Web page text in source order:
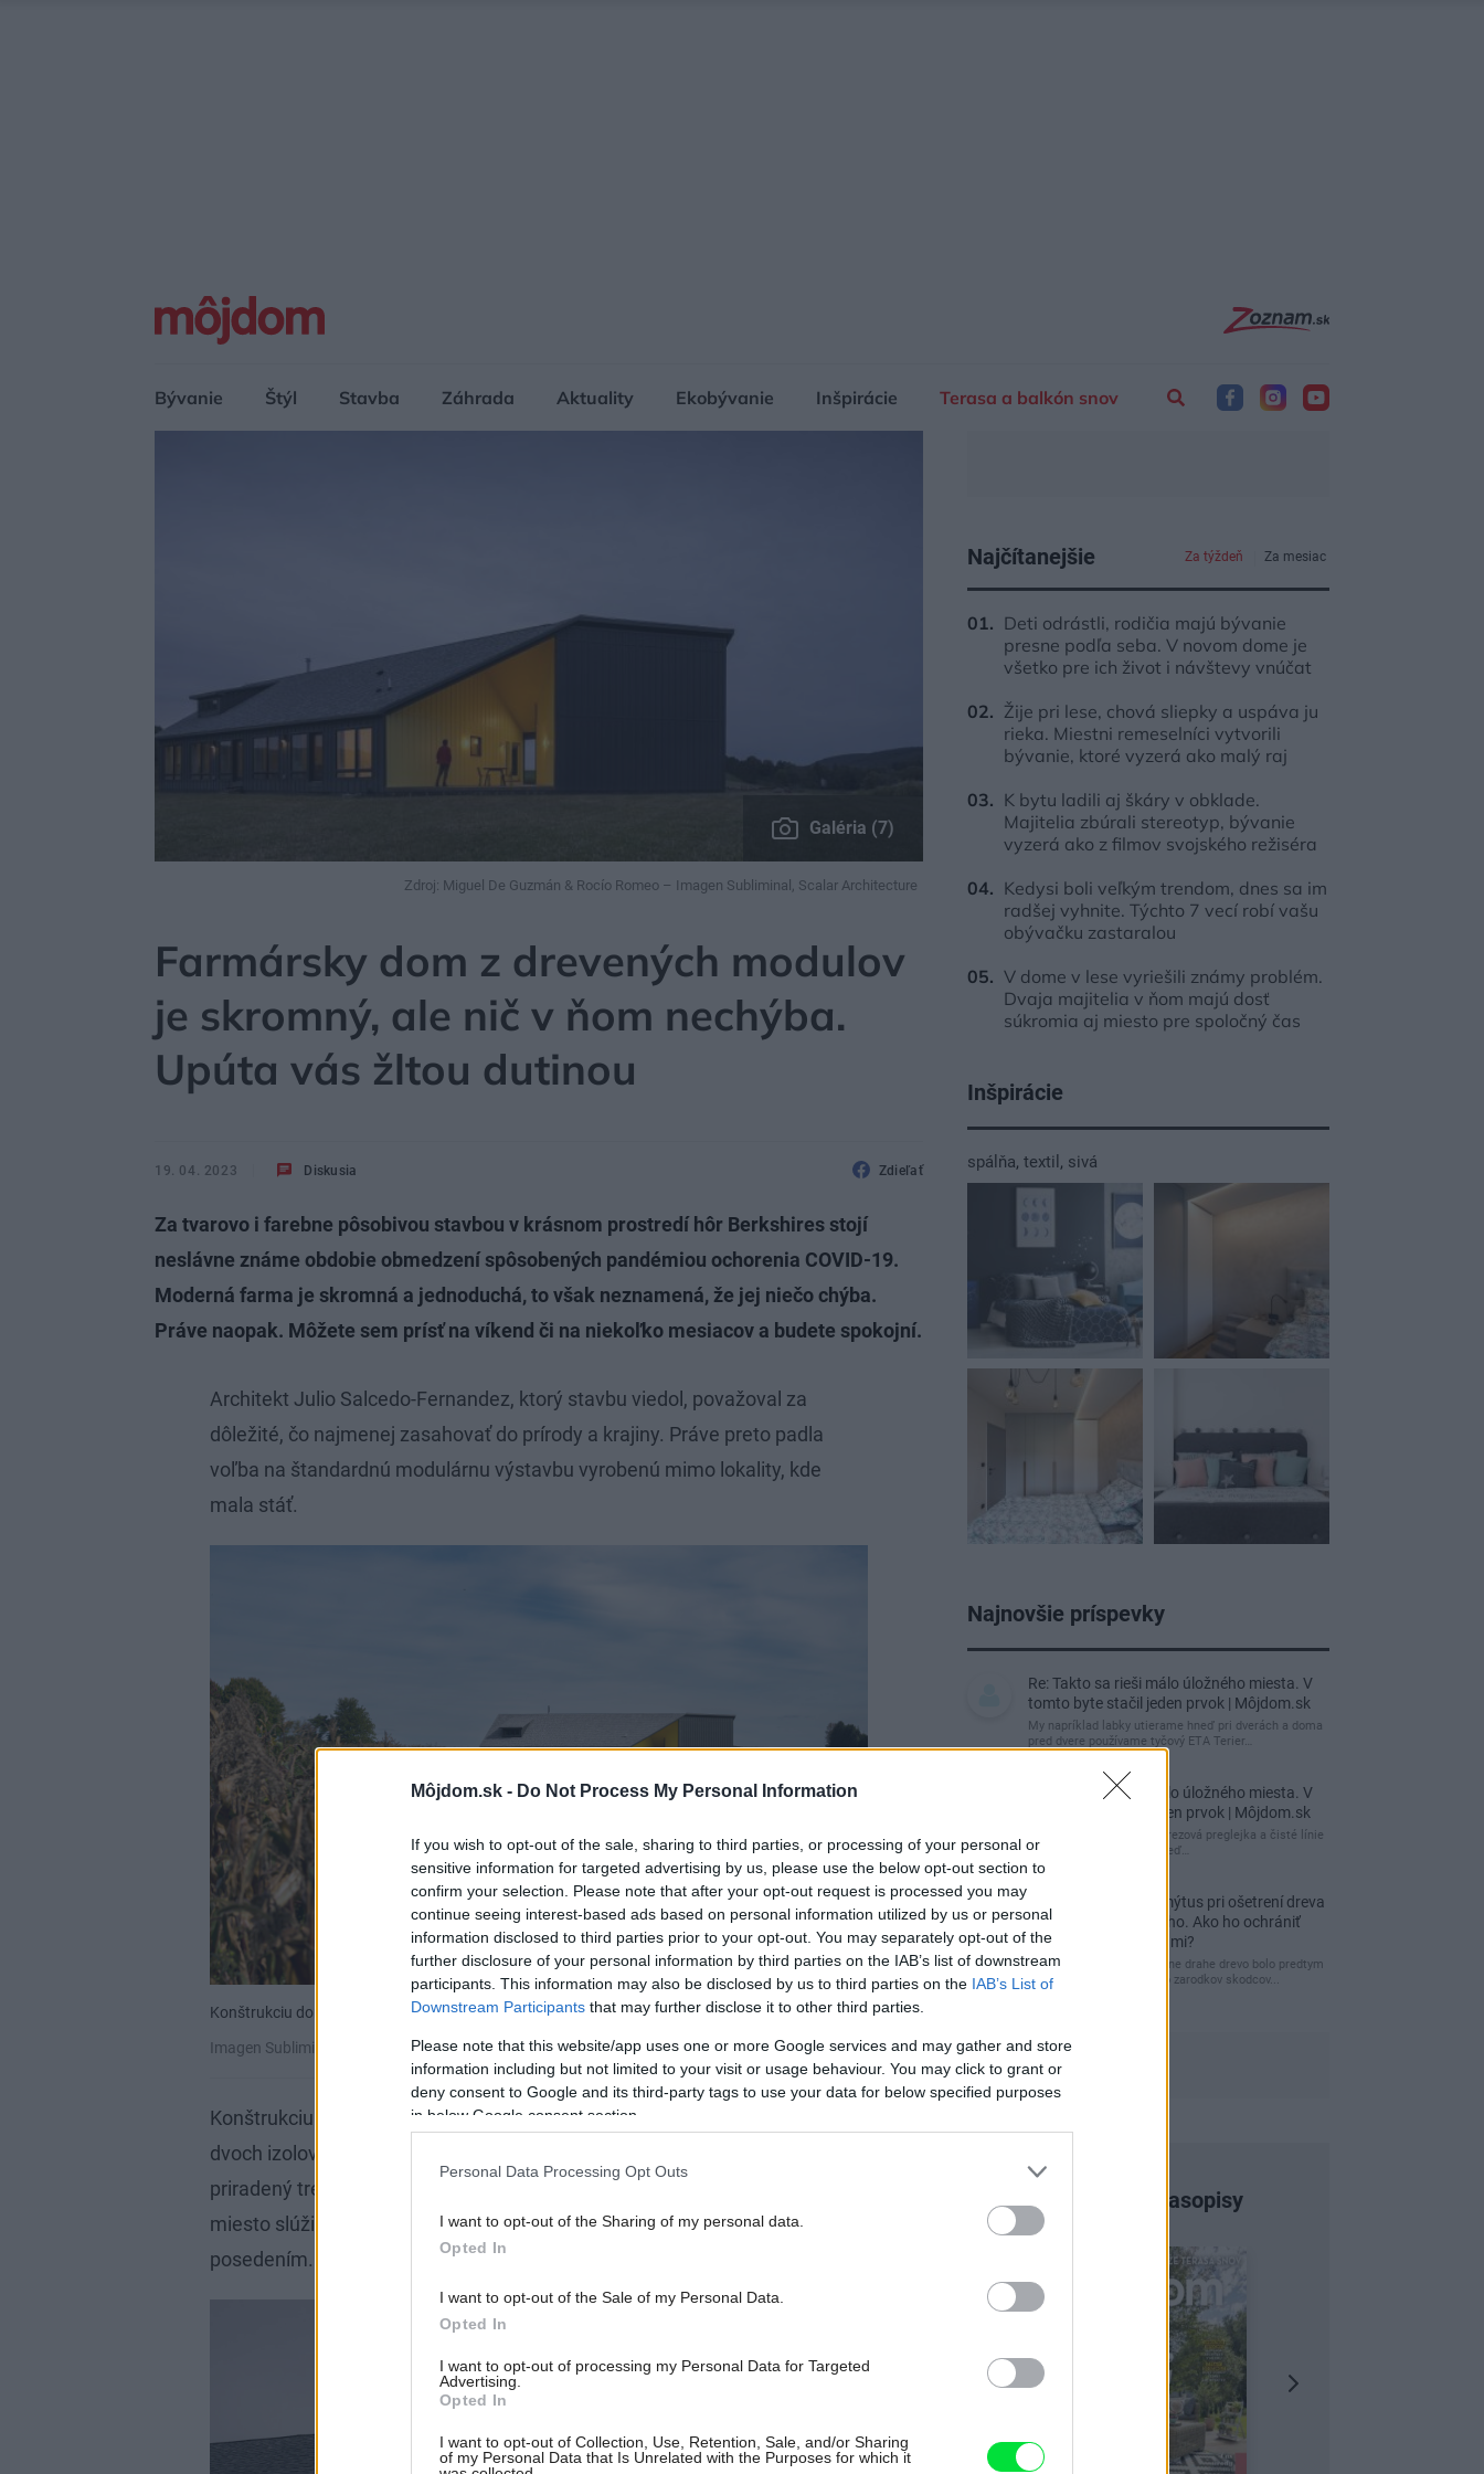
Môjdom.sk - Do Not Process My Personal Information
If you wish to opt-out of the sale, sharing to third parties, or processing of your personal or
sensitive information for targeted advertising by us, please use the below opt-out section to
confirm your selection. Please note that after your opt-out request is processed you may
continue seeing interest-based ads based on personal information utilized by us or personal
information disclosed to third parties prior to your opt-out. You may separately opt-out of the
further disclosure of your personal information by third parties on the IAB’s list of downstream
participants. This information may also be disclosed by us to third parties on the IAB’s List of
Downstream Participants that may further disclose it to other third parties.
Please note that this website/app uses one or more Google services and may gather and store
information including but not limited to your visit or usage behaviour. You may click to grant or
deny consent to Google and its third-party tags to use your data for below specified purposes
in below Google consent section.
Personal Data Processing Opt Outs
I want to opt-out of the Sharing of my personal data.
Opted In
I want to opt-out of the Sale of my Personal Data.
Opted In
I want to opt-out of processing my Personal Data for Targeted
Advertising.
Opted In
I want to opt-out of Collection, Use, Retention, Sale, and/or Sharing
of my Personal Data that Is Unrelated with the Purposes for which it
Bývanie Štýl Stavba Záhrada Aktuality Ekobývanie Inšpirácie Terasa a balkón snov
Galéria (7)
Zdroj: Miguel De Guzmán & Rocío Romeo – Imagen Subliminal, Scalar Architecture
Farmársky dom z drevených modulov
je skromný, ale nič v ňom nechýba.
Upúta vás žltou dutinou
19. 04. 2023 Diskusia Zdieľať
Za tvarovo i farebne pôsobivou stavbou v krásnom prostredí hôr Berkshires stojí
neslávne známe obdobie obmedzení spôsobených pandémiou ochorenia COVID-19.
Moderná farma je skromná a jednoduchá, to však neznamená, že jej niečo chýba.
Práve naopak. Môžete sem prísť na víkend či na niekoľko mesiacov a budete spokojní.
Architekt Julio Salcedo-Fernandez, ktorý stavbu viedol, považoval za
dôležité, čo najmenej zasahovať do prírody a krajiny. Práve preto padla
voľba na štandardnú modulárnu výstavbu vyrobenú mimo lokality, kde
mala stáť.
Konštrukciu domu ovplyvnili tiež prepravné limity . Zdroj: Miguel De Guzmán & Rocío Romeo –
Imagen Subliminal, Scalar Architecture
Konštrukciu domu ovplyvnili tiež prepravné limity – stavba pozostáva z
dvoch izolovaných drevených modulov s rozmermi 4,5 x 18 m, ku ktorým je
priradený tretí modul, šikmo pridaný k veľkej žltej priestrannej „dutine“. Toto
miesto slúži nielen ako hlavný vstup, ale aj ako vonkajšia krytá terasa s
posedením.
Najčítanejšie Za týždeň Za mesiac
Deti odrástli, rodičia majú bývanie
presne podľa seba. V novom dome je
všetko pre ich život i návštevy vnúčat
Žije pri lese, chová sliepky a uspáva ju
rieka. Miestni remeselníci vytvorili
bývanie, ktoré vyzerá ako malý raj
K bytu ladili aj škáry v obklade.
Majitelia zbúrali stereotyp, bývanie
vyzerá ako z filmov svojského režiséra
Kedysi boli veľkým trendom, dnes sa im
radšej vyhnite. Týchto 7 vecí robí vašu
obývačku zastaralou
V dome v lese vyriešili známy problém.
Dvaja majitelia v ňom majú dosť
súkromia aj miesto pre spoločný čas
Inšpirácie
spálňa, textil , sivá
Najnovšie príspevky
Re: Takto sa rieši málo úložného miesta. V
tomto byte stačil jeden prvok | Môjdom.sk
My napríklad labky utierame hneď pri dverách a doma
pred dvere používame tyčový ETA Terier…
Re: Takto sa rieši málo úložného miesta. V
tomto byte stačil jeden prvok | Môjdom.sk
Dizajn je to nádherný, tá brezová preglejka a čisté línie
vyzerajú super. Ale vždy, keď…
Re: Toto je najväčší mýtus pri ošetrení dreva
a môže vás vyjsť draho. Ako ho ochrániť
pred hnitím a škodcami?
clovek by cakal ze vysusene drahe drevo bolo predtym
naparovane aby sa zbavilo zarodkov skodcov...
Najnovšie časopisy